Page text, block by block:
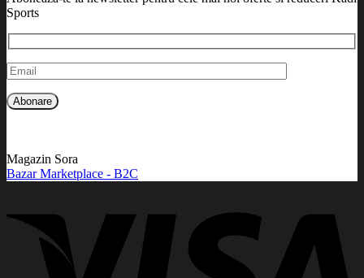
Sports
Magazin Sora
Bazar Marketplace - B2C